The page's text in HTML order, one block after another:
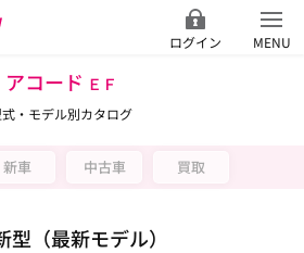
ログイン MENU
アコード ＥＦ
・モデル別カタログ
新車 中古車 買取
型（最新モデル）